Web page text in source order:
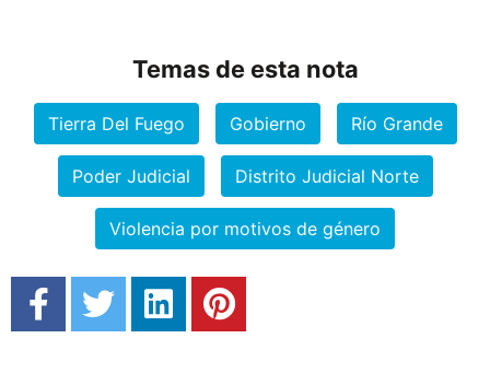
Temas de esta nota
Tierra Del Fuego Gobierno Río Grande
Poder Judicial Distrito Judicial Norte
Violencia por motivos de género